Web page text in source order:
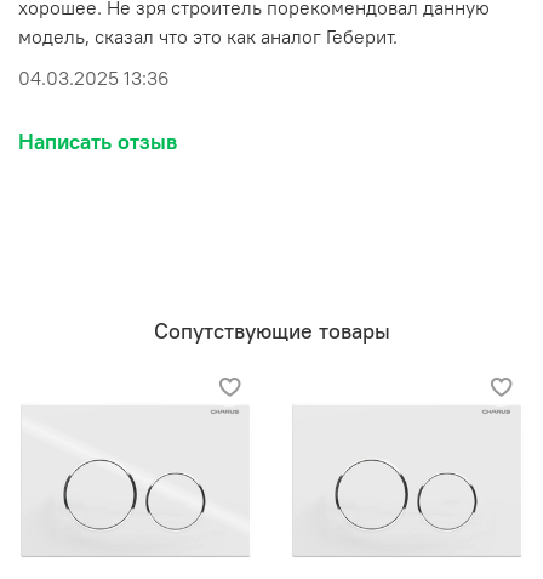
хорошее. Не зря строитель порекомендовал данную
модель, сказал что это как аналог Геберит.
04.03.2025 13:36
Написать отзыв
Сопутствующие товары